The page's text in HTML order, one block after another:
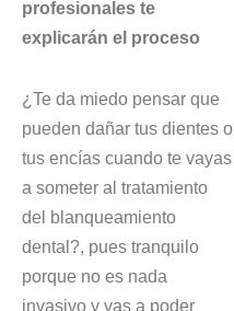
profesionales te
explicarán el proceso
¿Te da miedo pensar que
pueden dañar tus dientes o
tus encías cuando te vayas
a someter al tratamiento
del blanqueamiento
dental?, pues tranquilo
porque no es nada
invasivo y vas a poder